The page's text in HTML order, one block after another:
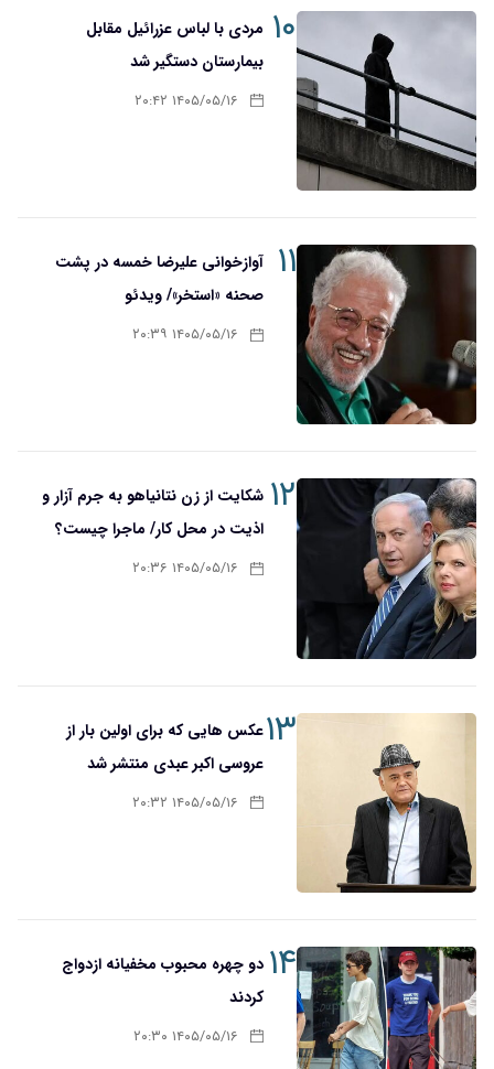
۱۰ مردی با لباس عزرائیل مقابل
بیمارستان دستگیر شد
۱۴۰۵/۰۵/۱۶ ۲۰:۴۲
۱۱
آوازخوانی علیرضا خمسه در پشت
صحنه «استخر»/ ویدئو
۱۴۰۵/۰۵/۱۶ ۲۰:۳۹
۱۲ شکایت از زن نتانیاهو به جرم آزار و
اذیت در محل کار/ ماجرا چیست؟
۱۴۰۵/۰۵/۱۶ ۲۰:۳۶
۱۳عکس هایی که برای اولین بار از
عروسی اکبر عبدی منتشر شد
۱۴۰۵/۰۵/۱۶ ۲۰:۳۲
۱۴ دو چهره محبوب مخفیانه ازدواج
کردند
۱۴۰۵/۰۵/۱۶ ۲۰:۳۰